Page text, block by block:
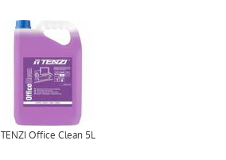
TENZI Office Clean 5L